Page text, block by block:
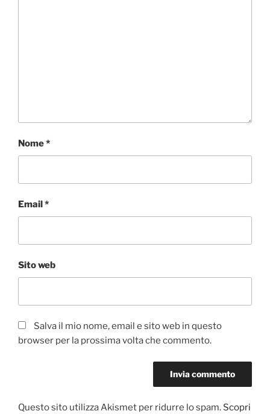
Nome*
Email*
Sito web
Salva il mio nome, email e sito web in questo
browser per la prossima volta che commento.
Questo sito utilizza Akismet per ridurre lo spam. Scopri